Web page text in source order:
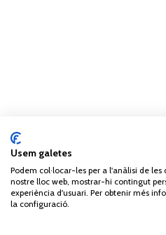
Usem galetes
Podem col·locar-les per a l'anàlisi de
nostre lloc web, mostrar-hi contingut
experiència d'usuari. Per obtenir més
la configuració.